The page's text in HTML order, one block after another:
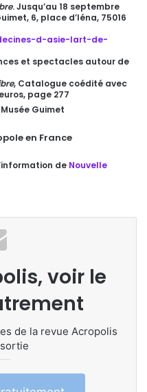
. Jusqu’au 18 septembre
6, place d’Iéna, 75016
d-asie-lart-de-
et spectacles autour de
, Catalogue coédité avec
page 277
Guimet
en France
de Nouvelle
voir le
de la revue Acropolis